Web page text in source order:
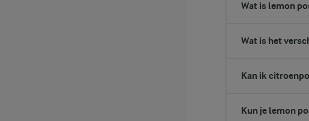
Wat is lemon
Wat is het
Kan ik
Kun je lemon